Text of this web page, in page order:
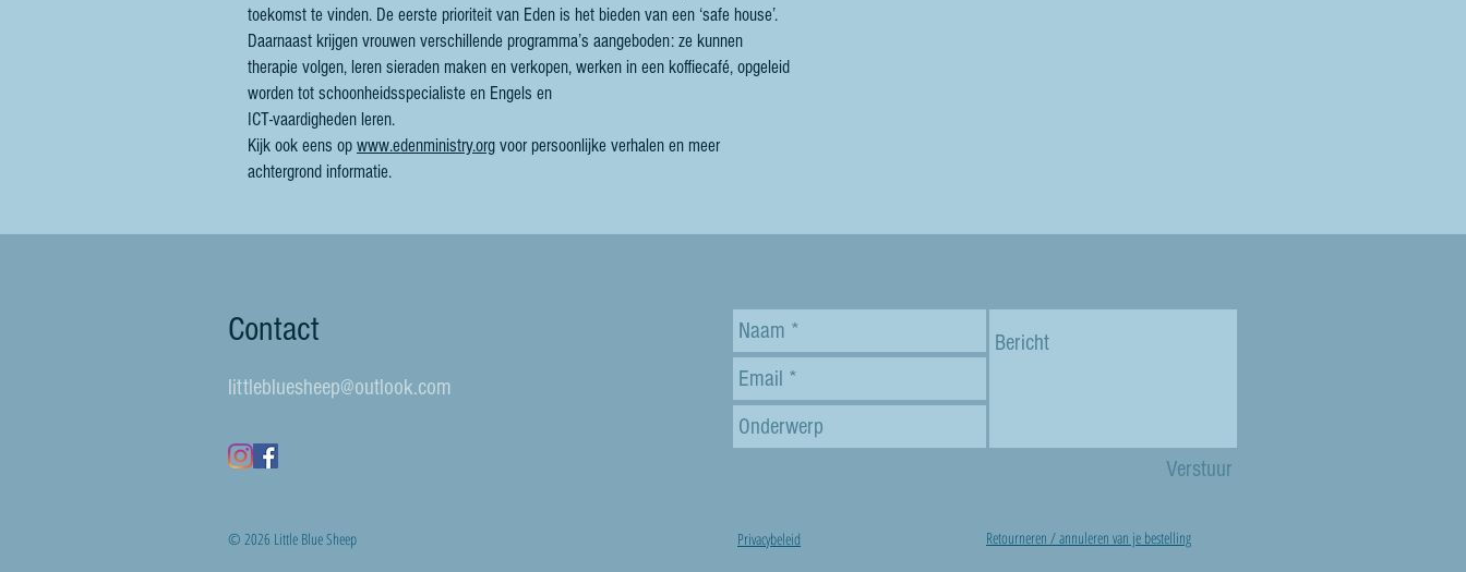
toekomst te vinden. De eerste prioriteit van Eden is het bieden van een ‘safe house’.
Daarnaast krijgen vrouwen verschillende programma’s aangeboden: ze kunnen
therapie volgen, leren sieraden maken en verkopen, werken in een koffiecafé, opgeleid
worden tot schoonheidsspecialiste en Engels en
ICT-vaardigheden leren.
Kijk ook eens op www.edenministry.org voor persoonlijke verhalen en meer
achtergrond informatie.
Contact
littlebluesheep@outlook.com
Verstuur
© 2026 Little Blue Sheep Privacybeleid Retourneren / annuleren van je bestelling